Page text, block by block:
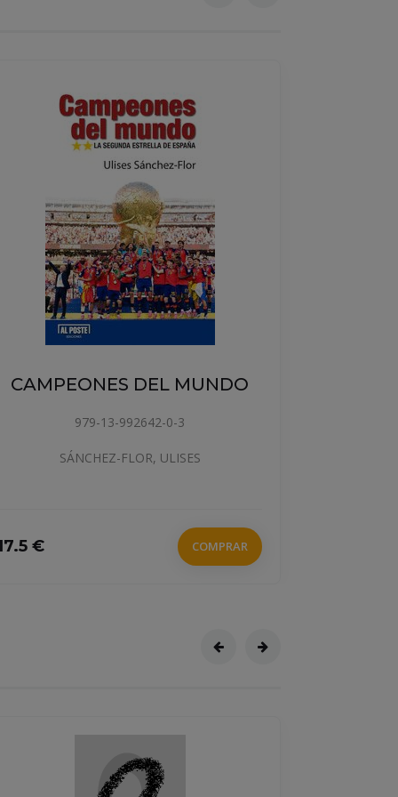
CAMPEONES DEL MUNDO
979-13-992642-0-3
SÁNCHEZ-FLOR, ULISES
€ COMPRAR